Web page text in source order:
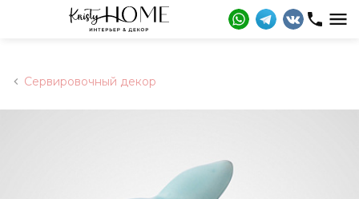
Сервировочный декор